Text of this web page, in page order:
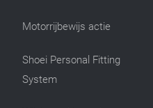
Motorrijbewijs actie
Shoei Personal Fitting
System